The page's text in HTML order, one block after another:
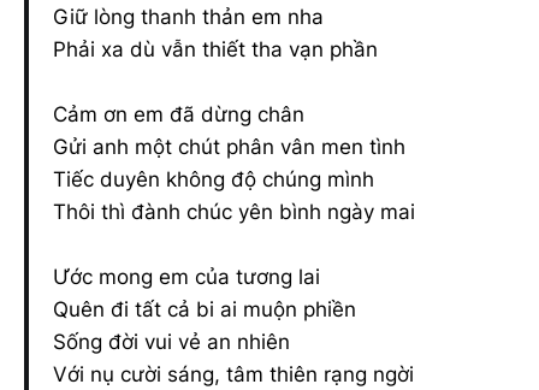
Giữ lòng thanh thản em nha
Phải xa dù vẫn thiết tha vạn phần
Cảm ơn em đã dừng chân
Gửi anh một chút phân vân men tình
Tiếc duyên không độ chúng mình
Thôi thì đành chúc yên bình ngày mai
Ước mong em của tương lai
Quên đi tất cả bi ai muộn phiền
Sống đời vui vẻ an nhiên
Với nụ cười sáng, tâm thiên rạng ngời